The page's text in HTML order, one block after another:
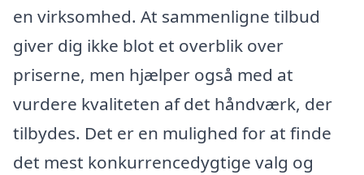
en virksomhed. At sammenligne tilbud
giver dig ikke blot et overblik over
priserne, men hjælper også med at
vurdere kvaliteten af det håndværk, der
tilbydes. Det er en mulighed for at finde
det mest konkurrencedygtige valg og